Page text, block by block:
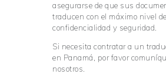
asegurarse de que sus
traducen con el máximo nivel
confidencialidad y seguridad.
Si necesita contratar a un
en Panamá, por favor
nosotros.